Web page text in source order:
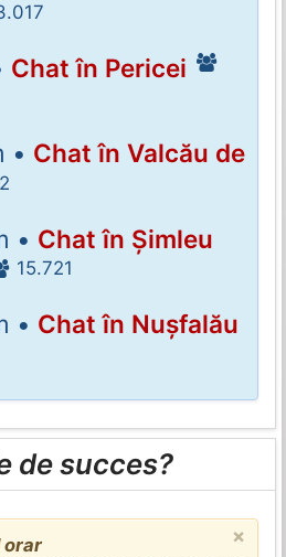
Chat în Pericei
• Chat în Valcău de
• Chat în Șimleu
15.721
• Chat în Nușfalău
de succes?
×
orar